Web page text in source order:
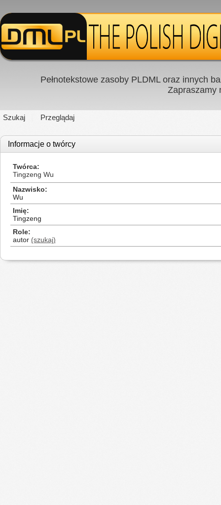
Pełnotekstowe zasoby PLDML oraz innych
Zapraszamy
Szukaj Przeglądaj
Informacje o twórcy
Twórca
Tingzeng Wu
Nazwisko
Wu
Imię
Tingzeng
Role
autor (szukaj)